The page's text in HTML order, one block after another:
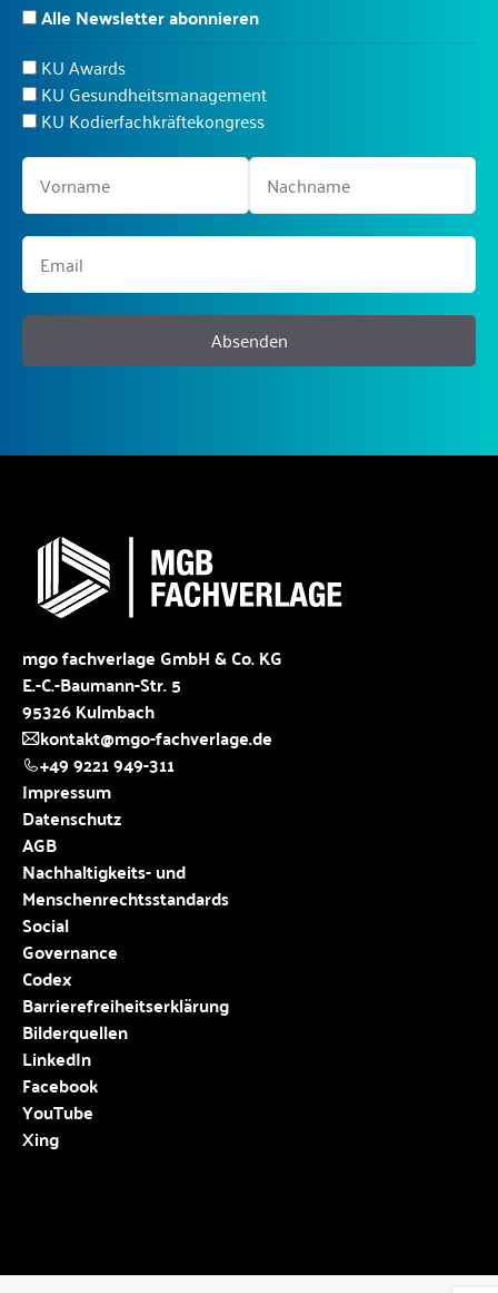
Alle Newsletter abonnieren
KU Awards
KU Gesundheitsmanagement
KU Kodierfachkräftekongress
Absenden
mgo fachverlage GmbH & Co. KG
E.-C.-Baumann-Str. 5
95326 Kulmbach
kontakt@mgo-fachverlage.de
+49 9221 949-311
Impressum
Datenschutz
AGB
Nachhaltigkeits- und
Menschenrechtsstandards
Social
Governance
Codex
Barrierefreiheitserklärung
Bilderquellen
LinkedIn
Facebook
YouTube
Xing